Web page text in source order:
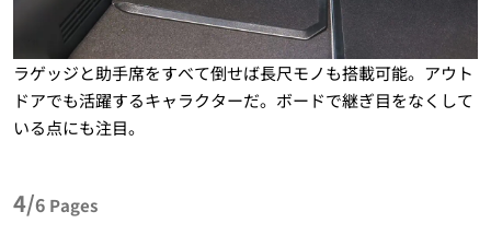
ラゲッジと助手席をすべて倒せば長尺モノも搭載可能。アウト
ドアでも活躍するキャラクターだ。ボードで継ぎ目をなくして
いる点にも注目。
4/6 Pages